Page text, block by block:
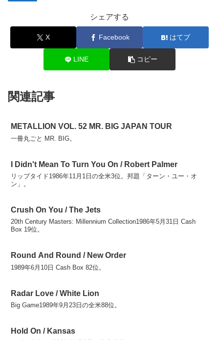
シェアする
X Facebook はてブ
LINE コピー
関連記事
METALLION VOL. 52 MR. BIG JAPAN TOUR
一冊丸ごと MR. BIG。
I Didn't Mean To Turn You On / Robert Palmer
リップタイド1986年11月1日の全米3位。邦題「ターン・ユー・オ
ン」。
Crush On You / The Jets
20th Century Masters: Millennium Collection1986年5月31日 Cash
Box 19位。
Round And Round / New Order
1989年6月10日 Cash Box 82位。
Radar Love / White Lion
Big Game1989年9月23日の全米88位。
Hold On / Kansas